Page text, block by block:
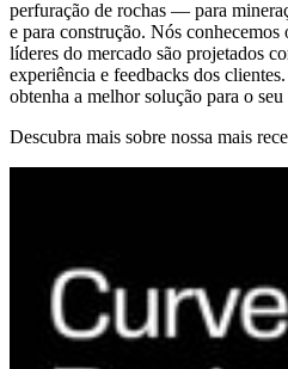
perfuração de rochas — para
e para construção. Nós conhecemos
líderes do mercado são projetados
experiência e feedbacks dos
obtenha a melhor solução para o seu
Descubra mais sobre nossa mais